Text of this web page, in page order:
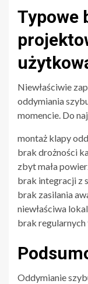
Typowe
Niewłaściwie
oddymiania
momencie. Do
montaż klapy
brak drożności
zbyt mała
brak integracji z
brak zasilania
niewłaściwa
brak regularnych
Oddymianie